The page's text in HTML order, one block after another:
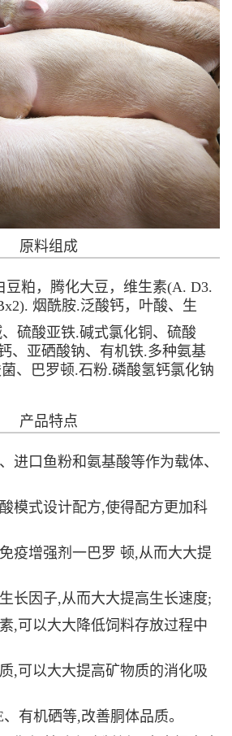
原料组成
豆粕，腾化大豆，维生素(A. D3.
烟酰胺.泛酸钙，叶酸、生
硫酸亚铁.碱式氯化铜、硫酸
、亚硒酸钠、有机铁.多种氨基
、巴罗顿.石粉.磷酸氢钙氯化钠
产品特点
进口鱼粉和氨基酸等作为载体、
模式设计配方,使得配方更加科
疫增强剂一巴罗 顿,从而大大提
长因子,从而大大提高生长速度;
,可以大大降低饲料存放过程中
,可以大大提高矿物质的消化吸
有机硒等,改善胴体品质。